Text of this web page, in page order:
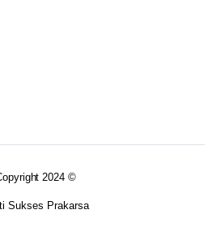
2024 ©
Sukses Prakarsa